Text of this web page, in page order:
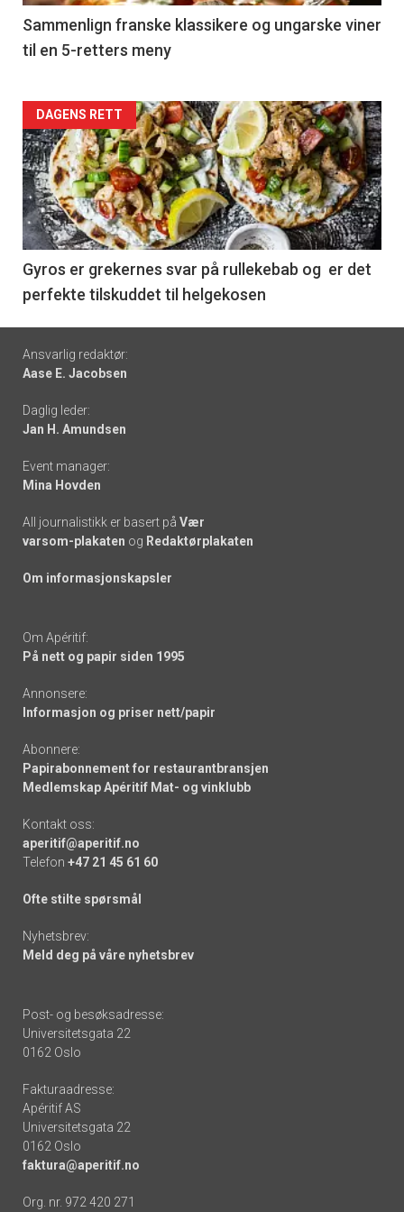
5
Sammenlign franske klassikere og ungarske viner
til en 5-retters meny
Forsiden
akkurat
nå
-
6
DAGENS RETT
Gyros er grekernes svar på rullekebab og er det
perfekte tilskuddet til helgekosen
Footer
-
links
Ansvarlig redaktør:
Aase E. Jacobsen
Daglig leder:
Jan H. Amundsen
Event manager:
Mina Hovden
All journalistikk er basert på Vær
varsom-plakaten og Redaktørplakaten
Om informasjonskapsler
Om Apéritif:
På nett og papir siden 1995
Annonsere:
Informasjon og priser nett/papir
Abonnere:
Papirabonnement for restaurantbransjen
Medlemskap Apéritif Mat- og vinklubb
Kontakt oss:
aperitif@aperitif.no
Telefon +47 21 45 61 60
Ofte stilte spørsmål
Nyhetsbrev:
Meld deg på våre nyhetsbrev
Post- og besøksadresse:
Universitetsgata 22
0162 Oslo
Fakturaadresse:
Apéritif AS
Universitetsgata 22
0162 Oslo
faktura@aperitif.no
Org. nr. 972 420 271